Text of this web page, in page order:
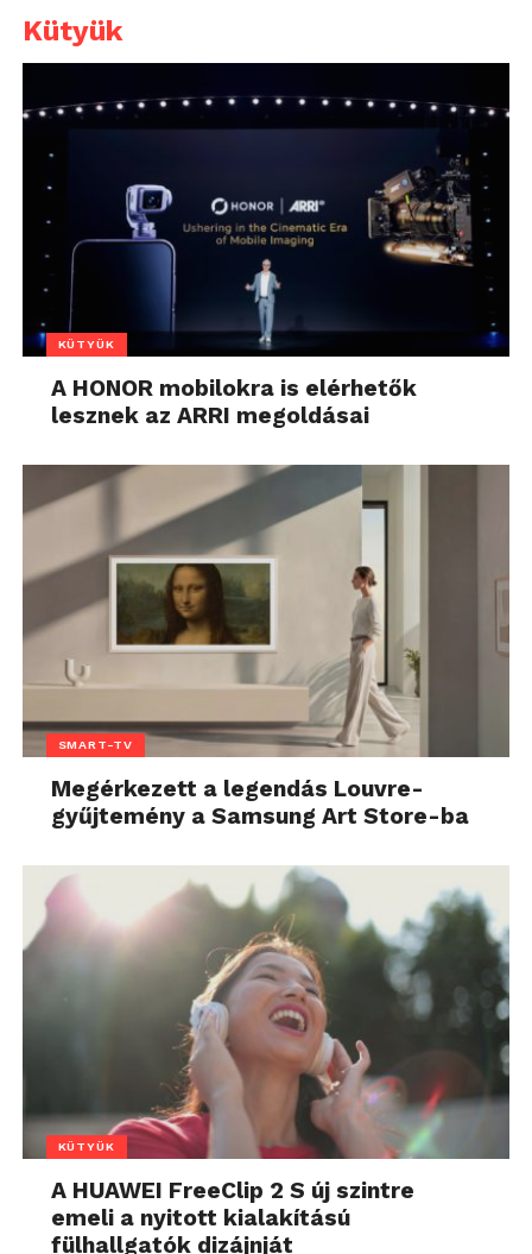
Kütyük
KÜTYÜK
A HONOR mobilokra is elérhetők
lesznek az ARRI megoldásai
SMART-TV
Megérkezett a legendás Louvre-
gyűjtemény a Samsung Art Store-ba
KÜTYÜK
A HUAWEI FreeClip 2 S új szintre
emeli a nyitott kialakítású
fülhallgatók dizájnját